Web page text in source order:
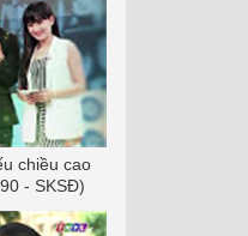
chiều cao
- SKSĐ)